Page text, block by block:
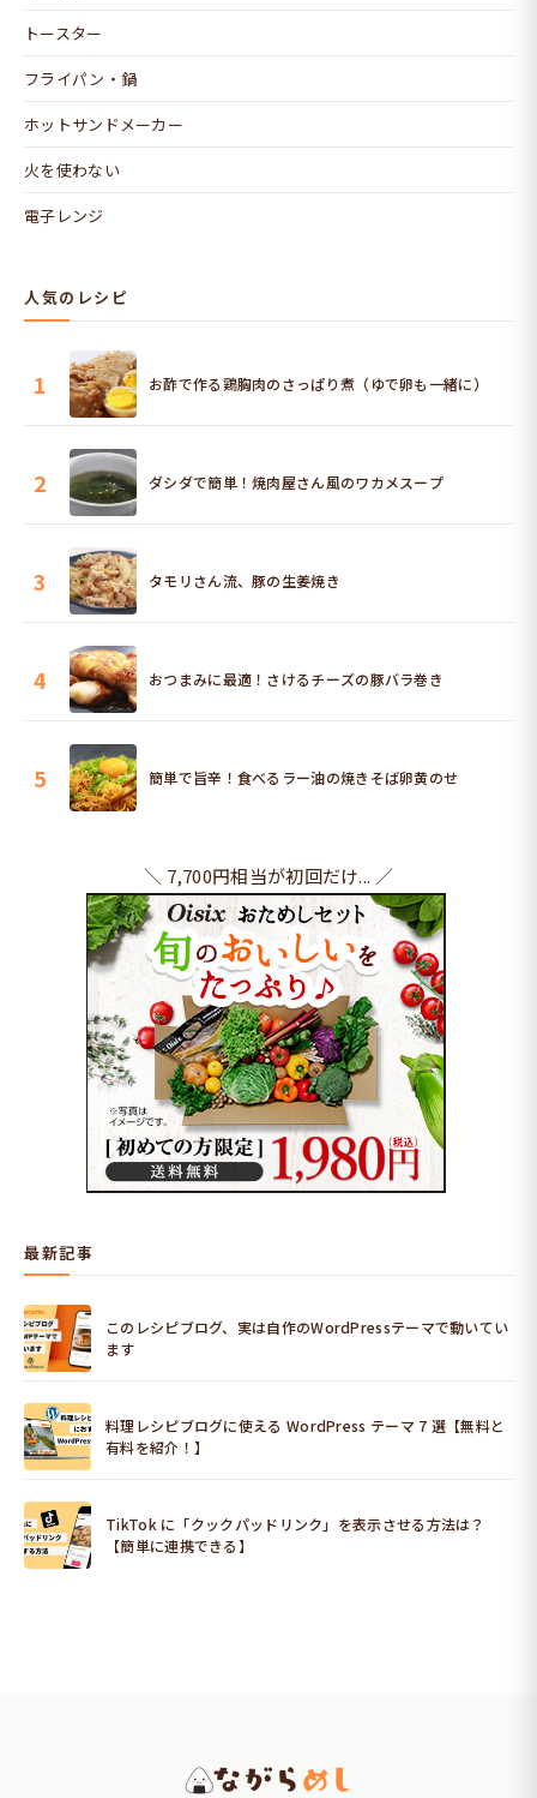
トースター
フライパン・鍋
ホットサンドメーカー
火を使わない
電子レンジ
人気のレシピ
1 お酢で作る鶏胸肉のさっぱり煮（ゆで卵も一緒に）
2 ダシダで簡単！焼肉屋さん風のワカメスープ
3 タモリさん流、豚の生姜焼き
4 おつまみに最適！さけるチーズの豚バラ巻き
5 簡単で旨辛！食べるラー油の焼きそば卵黄のせ
＼ 7,700円相当が初回だけ... ／
最新記事
このレシピブログ、実は自作のWordPressテーマで動いてい
ます
料理レシピブログに使える WordPress テーマ 7 選【無料と
有料を紹介！】
TikTok に「クックパッドリンク」を表示させる方法は？
【簡単に連携できる】